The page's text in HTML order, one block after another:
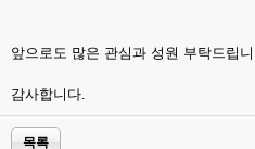
앞으로도 많은 관심과 성원 부탁드립
감사합니다.
목록